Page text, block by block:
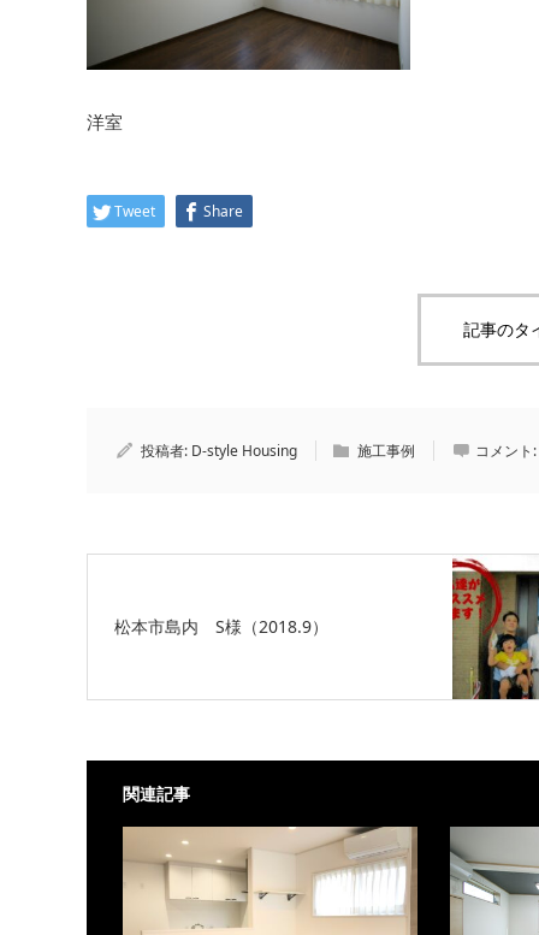
洋室
Tweet Share
記事のタ
投稿者: D-style Housing 施工事例 コメント:
松本市島内 S様（2018.9）
関連記事